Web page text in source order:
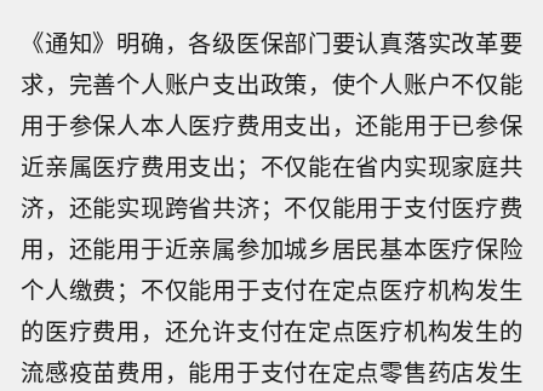
《通知》明确，各级医保部门要认真落实改革要
求，完善个人账户支出政策，使个人账户不仅能
用于参保人本人医疗费用支出，还能用于已参保
近亲属医疗费用支出；不仅能在省内实现家庭共
济，还能实现跨省共济；不仅能用于支付医疗费
用，还能用于近亲属参加城乡居民基本医疗保险
个人缴费；不仅能用于支付在定点医疗机构发生
的医疗费用，还允许支付在定点医疗机构发生的
流感疫苗费用，能用于支付在定点零售药店发生